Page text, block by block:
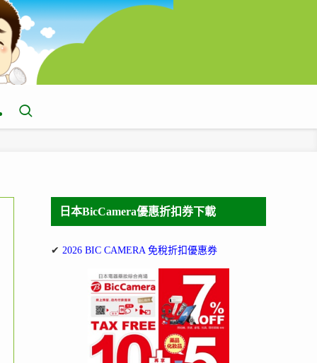
日本BicCamera優惠折扣券下載
✔ 2026 BIC CAMERA 免稅折扣優惠券